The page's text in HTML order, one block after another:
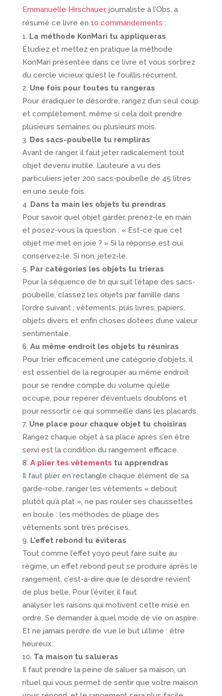
Emmanuelle Hirschauer, journaliste à l’Obs, a
résumé ce livre en 10 commandements :
La méthode KonMari tu appliqueras
Étudiez et mettez en pratique la méthode
KonMari présentée dans ce livre et vous sortirez
du cercle vicieux qu’est le fouillis récurrent.
Une fois pour toutes tu rangeras
Pour éradiquer le désordre, rangez d’un seul coup
et complètement, même si cela doit prendre
plusieurs semaines ou plusieurs mois.
Des sacs-poubelle tu rempliras
Avant de ranger, il faut jeter radicalement tout
objet devenu inutile. L’auteure a vu des
particuliers jeter 200 sacs-poubelle de 45 litres
en une seule fois.
Dans ta main les objets tu prendras
Pour savoir quel objet garder, prenez-le en main
et posez-vous la question : « Est-ce que cet
objet me met en joie ? » Si la réponse est oui,
conservez-le. Si non, jetez-le.
Par catégories les objets tu trieras
Pour la séquence de tri qui suit l’étape des sacs-
poubelle, classez les objets par famille dans
l’ordre suivant : vêtements, puis livres, papiers,
objets divers et enfin choses dotées d’une valeur
sentimentale.
Au même endroit les objets tu réuniras
Pour trier efficacement une catégorie d’objets, il
est essentiel de la regrouper au même endroit
pour se rendre compte du volume qu’elle
occupe, pour repérer d’éventuels doublons et
pour ressortir ce qui sommeille dans les placards.
Une place pour chaque objet tu choisiras
Rangez chaque objet à sa place après s’en être
servi est la condition du rangement efficace.
A plier tes vêtements tu apprendras
Il faut plier en rectangle chaque élément de sa
garde-robe, ranger les vêtements « debout
plutôt qu’à plat », ne pas rouler ses chaussettes
en boule : les méthodes de pliage des
vêtements sont très précises.
L’effet rebond tu éviteras
Tout comme l’effet yoyo peut faire suite au
régime, un effet rebond peut se produire après le
rangement, c’est-à-dire que le désordre revient
de plus belle. Pour l’éviter, il faut
analyser les raisons qui motivent cette mise en
ordre. Se demander à quel mode de vie on aspire.
Et ne jamais perdre de vue le but ultime : être
heureux.
Ta maison tu salueras
Il faut prendre la peine de saluer sa maison, un
rituel qui vous permet de sentir que votre maison